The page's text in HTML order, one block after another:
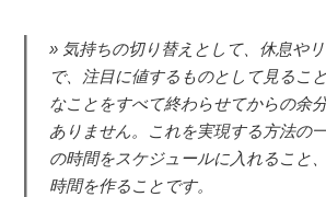
気持ちの切り替えとして、休息や
で、注目に値するものとして見るこ
なことをすべて終わらせてからの余
ありません。これを実現する方法の
の時間をスケジュールに入れること
時間を作ることです。